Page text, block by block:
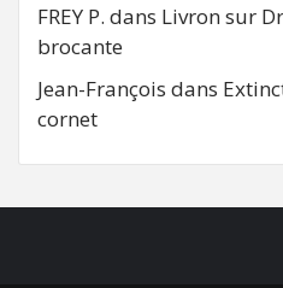
FREY P. dans Livron sur
brocante
Jean-François dans
cornet